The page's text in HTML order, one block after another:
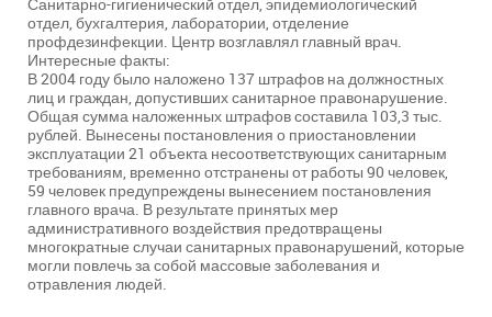
отдел, бухгалтерия, лаборатории, отделение
профдезинфекции. Центр возглавлял главный врач.
Интересные факты:
В 2004 году было наложено 137 штрафов на должностных
лиц и граждан, допустивших санитарное правонарушение.
Общая сумма наложенных штрафов составила 103,3 тыс.
рублей. Вынесены постановления о приостановлении
эксплуатации 21 объекта несоответствующих санитарным
требованиям, временно отстранены от работы 90 человек,
59 человек предупреждены вынесением постановления
главного врача. В результате принятых мер
административного воздействия предотвращены
многократные случаи санитарных правонарушений, которые
могли повлечь за собой массовые заболевания и
отравления людей.